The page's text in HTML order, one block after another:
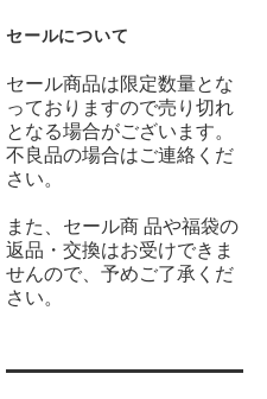
セールについて
セール商品は限定数量とな
っておりますので売り切れ
となる場合がございます。
不良品の場合はご連絡くだ
さい。
また、セール商 品や福袋の
返品・交換はお受けできま
せんので、予めご了承くだ
さい。